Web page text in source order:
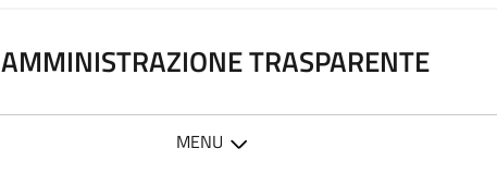
AMMINISTRAZIONE TRASPARENTE
MENU